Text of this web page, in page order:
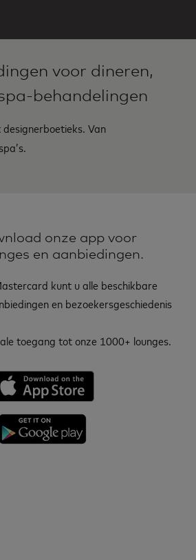
voor dineren,
behandelingen
Van
onze app voor
en aanbiedingen.
kunt u alle beschikbare
en bezoekersgeschiedenis
toegang tot onze 1000+ lounges.